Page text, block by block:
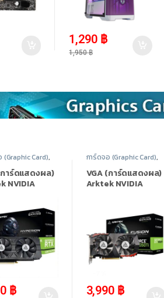
34%
1,290 ฿
1,950฿
(Graphic Card),
Nvidia Geforce
,สินค้าทั้งหมด
าร์ดแสดงผล)
NVIDIA
8GB GDDR6
฿
การ์ดจอ (Graphic Card),
Nvidia Geforce
10 Series,สินค้าทั้งหมด
VGA (การ์ดแสดงผล)
Arktek NVIDIA
3,990 ฿